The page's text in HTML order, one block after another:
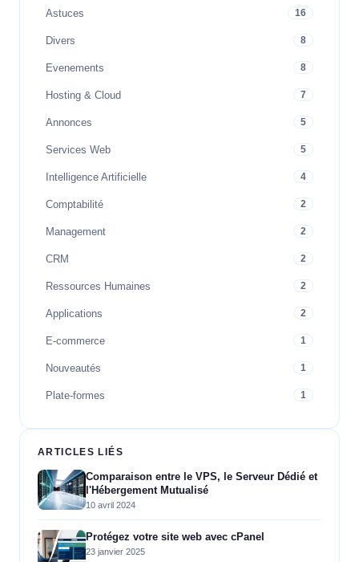
Astuces 16
Divers 8
Evenements 8
Hosting & Cloud 7
Annonces 5
Services Web 5
Intelligence Artificielle 4
Comptabilité 2
Management 2
CRM 2
Ressources Humaines 2
Applications 2
E-commerce 1
Nouveautés 1
Plate-formes 1
ARTICLES LIÉS
Comparaison entre le VPS, le Serveur Dédié et
l'Hébergement Mutualisé
10 avril 2024
Protégez votre site web avec cPanel
23 janvier 2025